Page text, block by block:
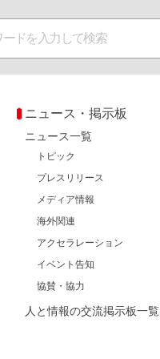
ニュース・掲示板
ニュース一覧
トピック
プレスリリース
メディア情報
海外関連
アクセラレーション
イベント告知
協賛・協力
人と情報の交流掲示板一覧